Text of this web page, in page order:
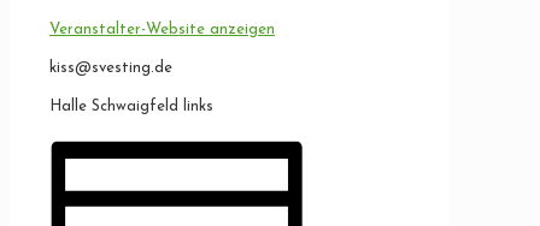
Veranstalter-Website anzeigen
kiss@svesting.de
Halle Schwaigfeld links